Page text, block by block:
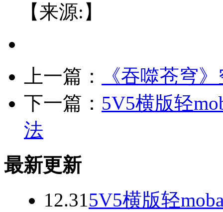
【来源:】
上一篇：
《吞噬苍穹
下一篇： 5V5横版轻
法
最新更新
12.315V5横版轻